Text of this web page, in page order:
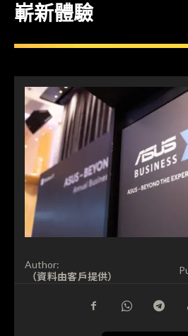
嶄新體驗
Author:
（資料由客戶提供）